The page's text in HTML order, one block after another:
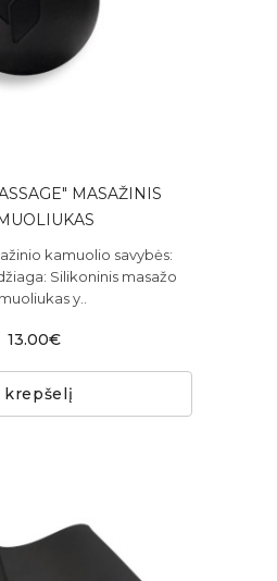
MASAŽINIS
kamuolio savybės:
Silikoninis masažo
y..
13.00€
krepšelį